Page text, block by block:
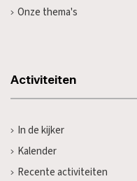
Onze thema's
Activiteiten
In de kijker
Kalender
Recente activiteiten